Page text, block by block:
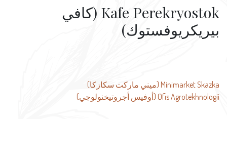
Kafe Perekryostok (كافي
بيريكريوفستوك)
تصفّح
المقالات
Minimarket Skazka (ميني ماركت سكازكا)
Ofis Agrotekhnologii (أوفيس أجروتيخنولوجي)